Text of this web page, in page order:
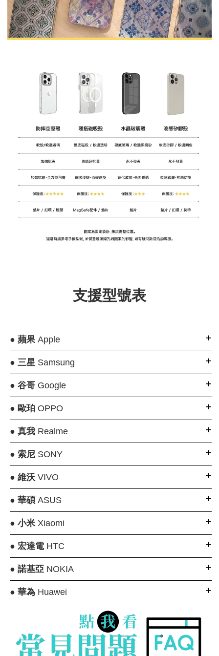
支援型號表
● 蘋果Apple
● 三星Samsung
● 谷哥Google
● 歐珀OPPO
● 真我Realme
● 索尼SONY
● 維沃VIVO
● 華碩 ASUS
● 小米Xiaomi
● 宏達電HTC
● 諾基亞NOKIA
● 華為Huawei